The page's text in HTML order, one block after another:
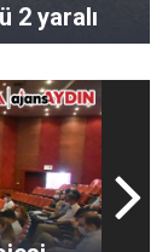
2 yaralı